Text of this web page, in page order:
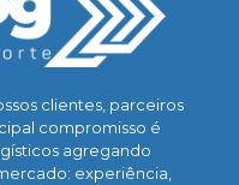
clientes, parceiros
compromisso é
agregando
experiência,